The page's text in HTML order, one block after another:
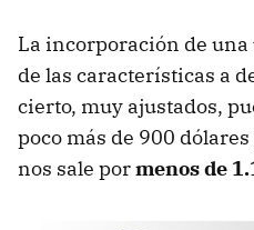
La incorporación de una
de las características a
cierto, muy ajustados,
poco más de 900
nos sale pormenos de